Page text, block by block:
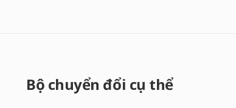
Bộ chuyển đổi cụ thể